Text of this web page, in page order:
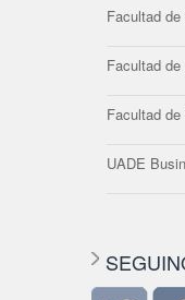
Facultad
Facultad
Facultad
UADE